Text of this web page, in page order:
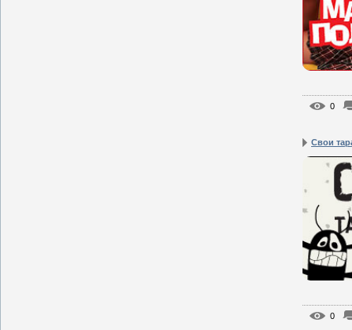
0
Свои
0